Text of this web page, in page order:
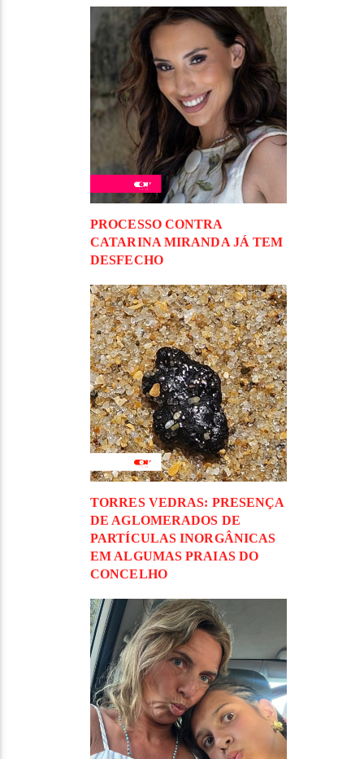
PROCESSO CONTRA
CATARINA MIRANDA JÁ TEM
DESFECHO
TORRES VEDRAS: PRESENÇA
DE AGLOMERADOS DE
PARTÍCULAS INORGÂNICAS
EM ALGUMAS PRAIAS DO
CONCELHO